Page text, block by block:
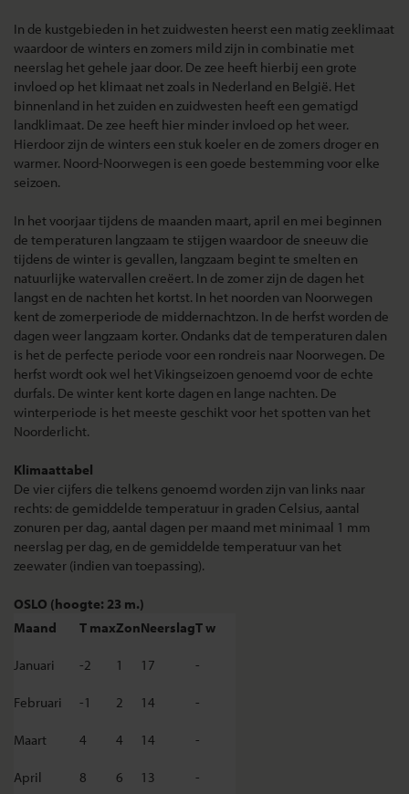
In de kustgebieden in het zuidwesten heerst een matig zeeklimaat
waardoor de winters en zomers mild zijn in combinatie met
neerslag het gehele jaar door. De zee heeft hierbij een grote
invloed op het klimaat net zoals in Nederland en België. Het
binnenland in het zuiden en zuidwesten heeft een gematigd
landklimaat. De zee heeft hier minder invloed op het weer.
Hierdoor zijn de winters een stuk koeler en de zomers droger en
warmer. Noord-Noorwegen is een goede bestemming voor elke
seizoen.
In het voorjaar tijdens de maanden maart, april en mei beginnen
de temperaturen langzaam te stijgen waardoor de sneeuw die
tijdens de winter is gevallen, langzaam begint te smelten en
natuurlijke watervallen creëert. In de zomer zijn de dagen het
langst en de nachten het kortst. In het noorden van Noorwegen
kent de zomerperiode de middernachtzon. In de herfst worden de
dagen weer langzaam korter. Ondanks dat de temperaturen dalen
is het de perfecte periode voor een rondreis naar Noorwegen. De
herfst wordt ook wel het Vikingseizoen genoemd voor de echte
durfals. De winter kent korte dagen en lange nachten. De
winterperiode is het meeste geschikt voor het spotten van het
Noorderlicht.
Klimaattabel
De vier cijfers die telkens genoemd worden zijn van links naar
rechts: de gemiddelde temperatuur in graden Celsius, aantal
zonuren per dag, aantal dagen per maand met minimaal 1 mm
neerslag per dag, en de gemiddelde temperatuur van het
zeewater (indien van toepassing).
OSLO (hoogte: 23 m.)
Maand
T maxZonNeerslagT w
Januari -2 1 17 -
Februari -1 2 14 -
Maart 4 4 14 -
April 8 6 13 -